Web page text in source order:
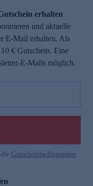
erhalten
und aktuelle
E-Mail erhalten. Als
€ Gutschein. Eine
E-Mails möglich.
Gutscheinbedingungen